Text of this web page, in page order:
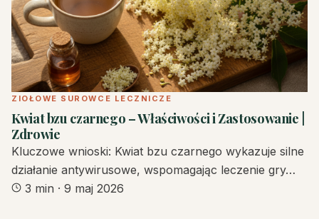
ZIOŁOWE SUROWCE LECZNICZE
Kwiat bzu czarnego – Właściwości i Zastosowanie |
Zdrowie
Kluczowe wnioski: Kwiat bzu czarnego wykazuje silne
działanie antywirusowe, wspomagając leczenie gry…
3 min · 9 maj 2026